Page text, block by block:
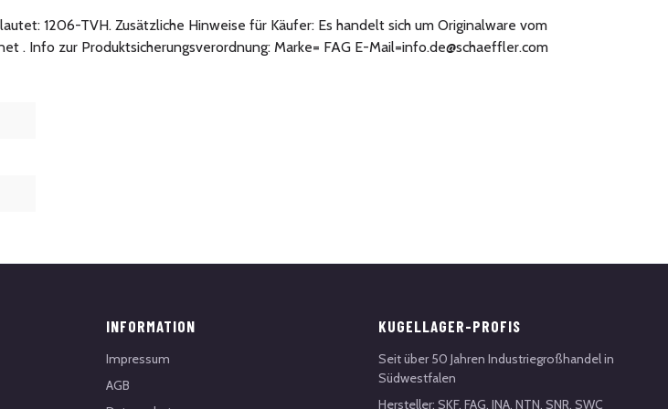
1206-TVH. Zusätzliche Hinweise für Käufer: Es handelt sich um Originalware vom
. Info zur Produktsicherungsverordnung: Marke= FAG E-Mail=info.de@schaeffler.com
INFORMATION
Impressum
AGB
KUGELLAGER-PROFIS
Seit über 50 Jahren Industriegroßhandel in
Südwestfalen
Hersteller: SKF, FAG, INA, NTN, SNR, SWC